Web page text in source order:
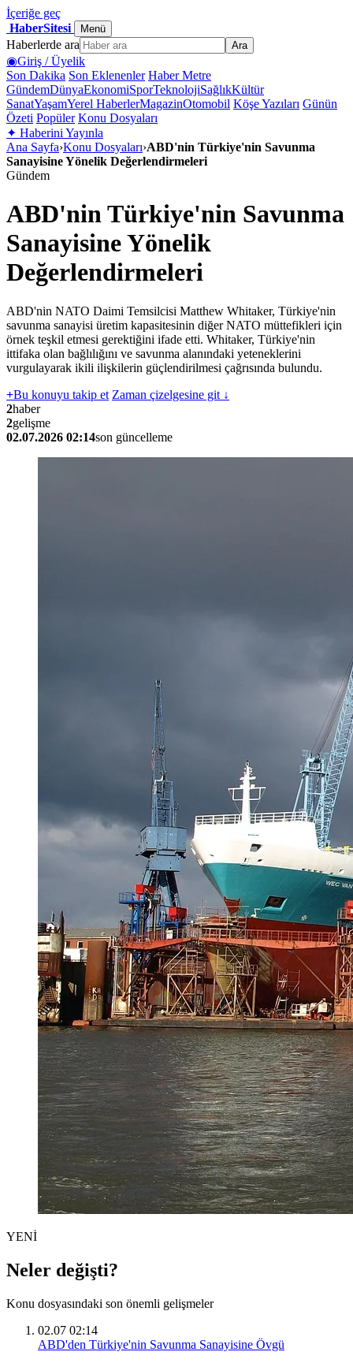
İçeriğe geç
HaberSitesi
Menü
Haberlerde ara Ara
◉Giriş / Üyelik
Son Dakika Son Eklenenler Haber Metre
GündemDünyaEkonomiSporTeknolojiSağlıkKültür
SanatYaşamYerel HaberlerMagazinOtomobil Köşe Yazıları Günün
Özeti Popüler Konu Dosyaları
✦ Haberini Yayınla
Ana Sayfa›Konu Dosyaları›ABD'nin Türkiye'nin Savunma
Sanayisine Yönelik Değerlendirmeleri
Gündem
ABD'nin Türkiye'nin Savunma
Sanayisine Yönelik
Değerlendirmeleri
ABD'nin NATO Daimi Temsilcisi Matthew Whitaker, Türkiye'nin
savunma sanayisi üretim kapasitesinin diğer NATO müttefikleri için
örnek teşkil etmesi gerektiğini ifade etti. Whitaker, Türkiye'nin
ittifaka olan bağlılığını ve savunma alanındaki yeteneklerini
vurgulayarak ikili ilişkilerin güçlendirilmesi çağrısında bulundu.
+Bu konuyu takip et Zaman çizelgesine git ↓
2haber
2gelişme
02.07.2026 02:14son güncelleme
YENİ
Neler değişti?
Konu dosyasındaki son önemli gelişmeler
02.07 02:14
ABD'den Türkiye'nin Savunma Sanayisine Övgü